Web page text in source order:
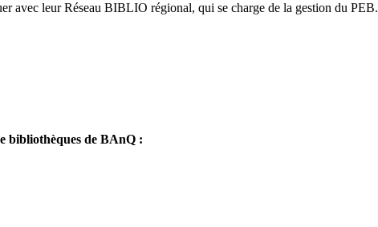
avec leur Réseau BIBLIO régional, qui se charge de la gestion du PEB.
bibliothèques de BAnQ :